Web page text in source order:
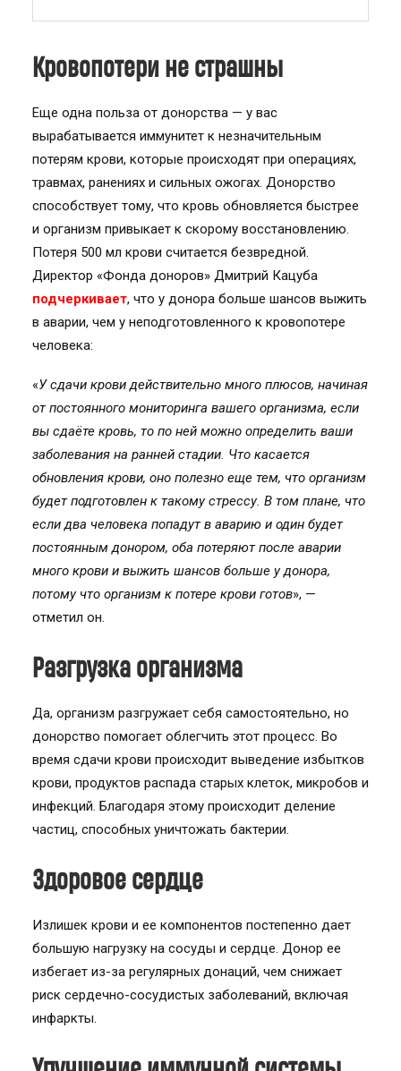
Кровопотери не страшны
Еще одна польза от донорства — у вас
вырабатывается иммунитет к незначительным
потерям крови, которые происходят при операциях,
травмах, ранениях и сильных ожогах. Донорство
способствует тому, что кровь обновляется быстрее
и организм привыкает к скорому восстановлению.
Потеря 500 мл крови считается безвредной.
Директор «Фонда доноров» Дмитрий Кацуба
подчеркивает, что у донора больше шансов выжить
в аварии, чем у неподготовленного к кровопотере
человека:
«У сдачи крови действительно много плюсов, начиная
от постоянного мониторинга вашего организма, если
вы сдаёте кровь, то по ней можно определить ваши
заболевания на ранней стадии. Что касается
обновления крови, оно полезно еще тем, что организм
будет подготовлен к такому стрессу. В том плане, что
если два человека попадут в аварию и один будет
постоянным донором, оба потеряют после аварии
много крови и выжить шансов больше у донора,
потому что организм к потере крови готов», —
отметил он.
Разгрузка организма
Да, организм разгружает себя самостоятельно, но
донорство помогает облегчить этот процесс. Во
время сдачи крови происходит выведение избытков
крови, продуктов распада старых клеток, микробов и
инфекций. Благодаря этому происходит деление
частиц, способных уничтожать бактерии.
Здоровое сердце
Излишек крови и ее компонентов постепенно дает
большую нагрузку на сосуды и сердце. Донор ее
избегает из-за регулярных донаций, чем снижает
риск сердечно-сосудистых заболеваний, включая
инфаркты.